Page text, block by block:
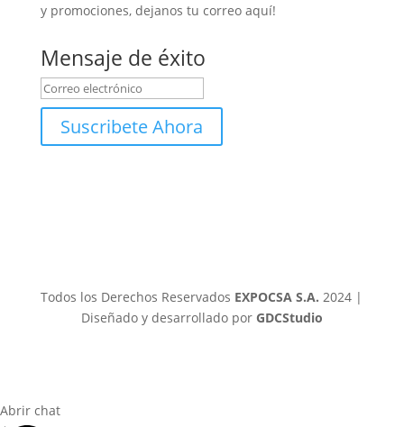
y promociones, dejanos tu correo aquí!
Mensaje de éxito
Suscribete Ahora
Todos los Derechos Reservados EXPOCSA S.A. 2024 |
Diseñado y desarrollado por GDCStudio
Abrir chat